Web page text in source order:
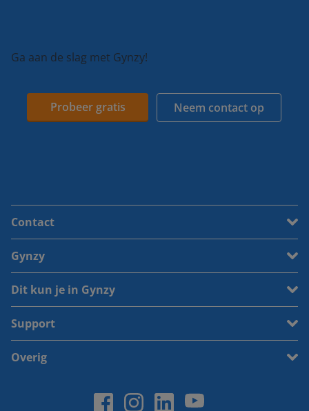
Ga aan de slag met Gynzy!
Probeer gratis Neem contact op
Contact
Gynzy
Dit kun je in Gynzy
Support
Overig